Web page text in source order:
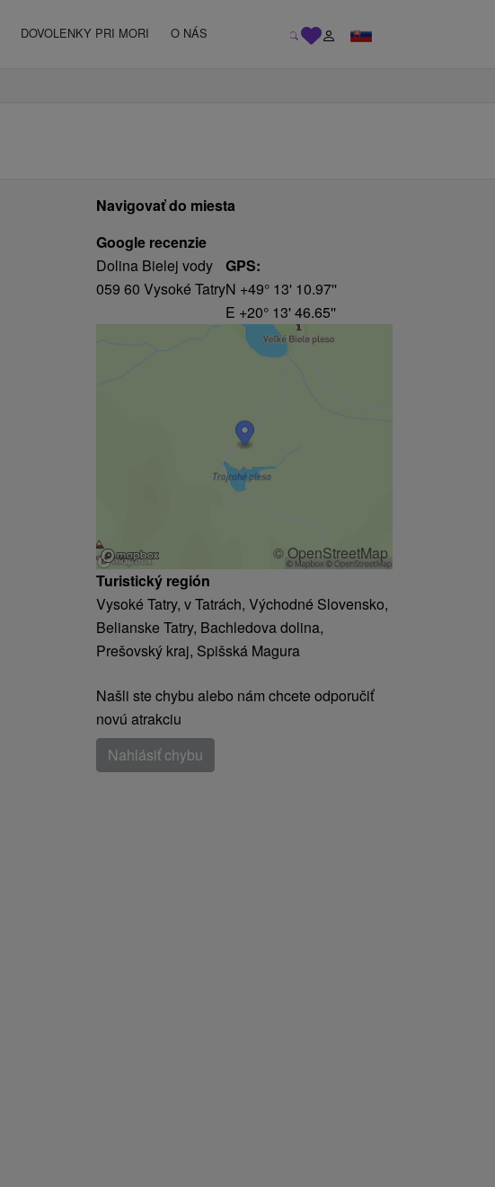
DOVOLENKY PRI MORI O NÁS
Navigovať do miesta
Google recenzie
Dolina Bielej vody
059 60 Vysoké Tatry
GPS:
N +49° 13' 10.97''
E +20° 13' 46.65''
© OpenStreetMap
Turistický región
Vysoké Tatry, v Tatrách, Východné Slovensko,
Belianske Tatry, Bachledova dolina,
Prešovský kraj, Spišská Magura
Našli ste chybu alebo nám chcete odporučiť
novú atrakciu
Nahlásiť chybu